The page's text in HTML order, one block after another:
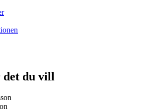
det du vill